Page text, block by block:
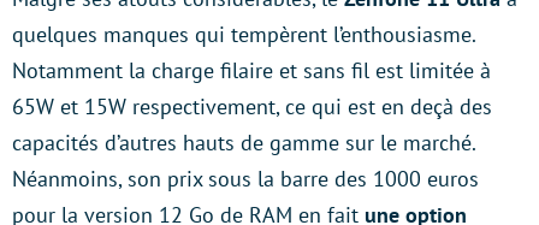
quelques manques qui tempèrent l’enthousiasme.
Notamment la charge filaire et sans fil est limitée à
65W et 15W respectivement, ce qui est en deçà des
capacités d’autres hauts de gamme sur le marché.
Néanmoins, son prix sous la barre des 1000 euros
pour la version 12 Go de RAM en fait une option